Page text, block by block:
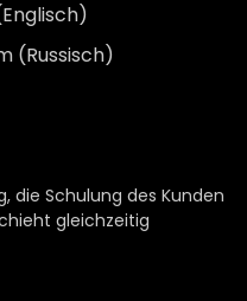
(Russisch)
die Schulung des Kunden
gleichzeitig